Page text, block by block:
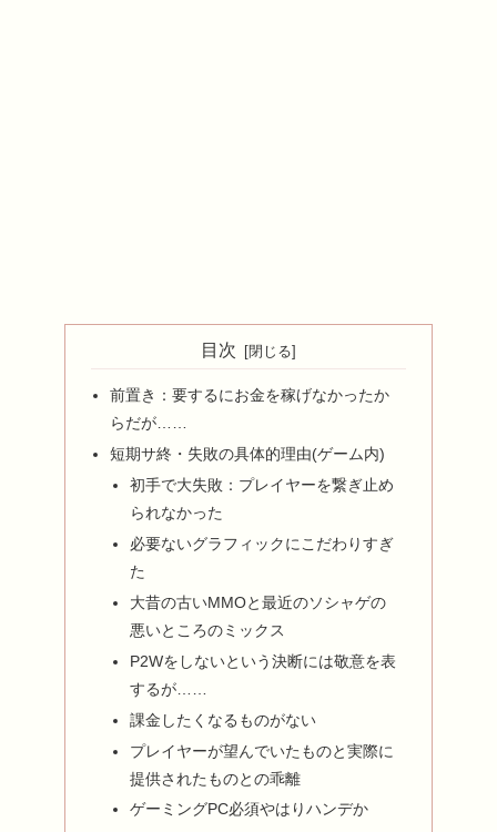
目次
前置き：要するにお金を稼げなかったか
らだが……
短期サ終・失敗の具体的理由(ゲーム内)
初手で大失敗：プレイヤーを繋ぎ止め
られなかった
必要ないグラフィックにこだわりすぎ
た
大昔の古いMMOと最近のソシャゲの
悪いところのミックス
P2Wをしないという決断には敬意を表
するが……
課金したくなるものがない
プレイヤーが望んでいたものと実際に
提供されたものとの乖離
ゲーミングPC必須やはりハンデか